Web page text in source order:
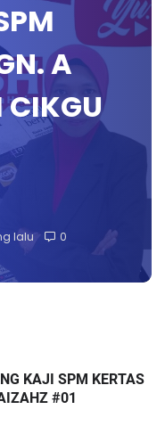
A
CIKGU
lalu 0
KAJI SPM KERTAS
#01